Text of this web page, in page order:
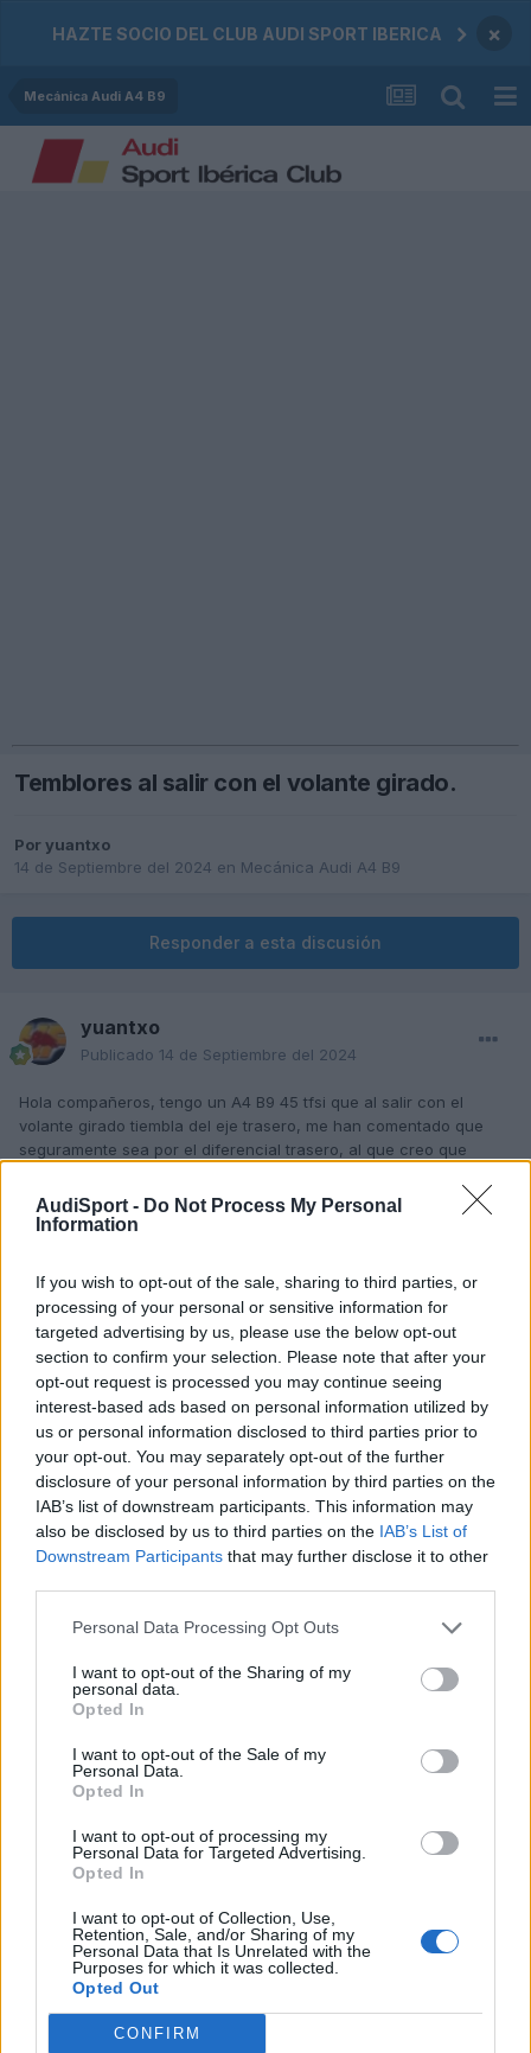
AudiSport - Do Not Process My Personal
Information
If you wish to opt-out of the sale, sharing to third parties, or
processing of your personal or sensitive information for
targeted advertising by us, please use the below opt-out
section to confirm your selection. Please note that after your
opt-out request is processed you may continue seeing
interest-based ads based on personal information utilized by
us or personal information disclosed to third parties prior to
your opt-out. You may separately opt-out of the further
disclosure of your personal information by third parties on the
IAB’s list of downstream participants. This information may
also be disclosed by us to third parties on the IAB’s List of
Downstream Participants that may further disclose it to other
Personal Data Processing Opt Outs
I want to opt-out of the Sharing of my
personal data.
Opted In
I want to opt-out of the Sale of my
Personal Data.
Opted In
I want to opt-out of processing my
Personal Data for Targeted Advertising.
Opted In
I want to opt-out of Collection, Use,
Retention, Sale, and/or Sharing of my
Personal Data that Is Unrelated with the
Purposes for which it was collected.
Opted Out
CONFIRM
HAZTE SOCIO DEL CLUB AUDI SPORT IBERICA ×
Mecánica Audi A4 B9
Temblores al salir con el volante girado.
Poryuantxo
14 de Septiembre del 2024 en Mecánica Audi A4 B9
Responder a esta discusión
yuantxo
Publicado 14 de Septiembre del 2024
Hola compañeros, tengo un A4 B9 45 tfsi que al salir con el
volante girado tiembla del eje trasero, me han comentado que
seguramente sea por el diferencial trasero, al que creo que
directamente a cambiarle el aceite y probar ya que segun tenia
entendido ese aceite no se cambiaria.
de cambios es S tronic? Ese aceite si que esta sustituido.
Responder
Unirse a la conversación